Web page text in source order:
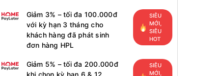
Giảm 3% – tối đa 100.000đ
với kỳ hạn 3 tháng cho
khách hàng đã phát sinh
đơn hàng HPL
SIÊU
MỚI,
SIÊU
HOT
Giảm 5% – tối đa 200.000đ
khi chọn kỳ hạn 6 & 12
SIÊU
MỚI,